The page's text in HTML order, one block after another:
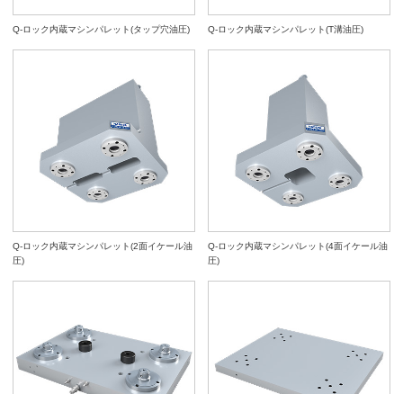
Q-ロック内蔵マシンパレット(タップ穴油圧) Q-ロック内蔵マシンパレット(T溝油圧)
Q-ロック内蔵マシンパレット(2面イケール油
圧)
Q-ロック内蔵マシンパレット(4面イケール油
圧)